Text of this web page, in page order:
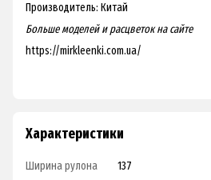
Производитель: Китай
Больше моделей и расцветок насайте
https://mirkleenki.com.ua/
Характеристики
Ширина рулона
137